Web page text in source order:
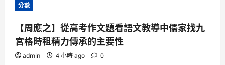
分數
【周應之】從高考作文題看語文教導中儒家找九
宮格時租精力傳承的主要性
admin 4 小時 ago 0